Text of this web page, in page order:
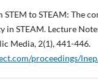
STEM to STEAM: The
in STEAM. Lecture
Media, 2(1), 441-446.
proceedings/